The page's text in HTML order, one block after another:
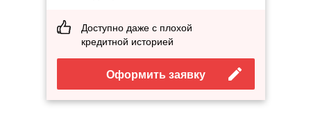
Доступно даже с плохой
кредитной историей
Оформить заявку